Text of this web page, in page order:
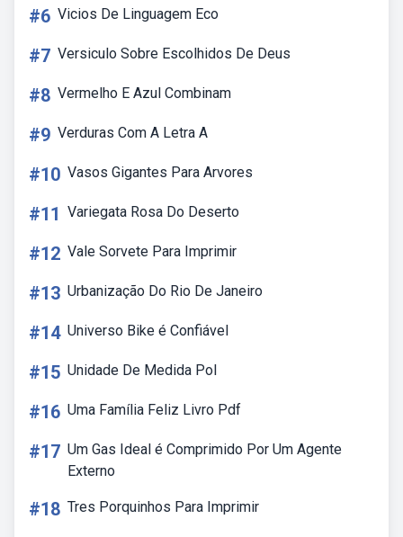
#6 Vicios De Linguagem Eco
#7 Versiculo Sobre Escolhidos De Deus
#8 Vermelho E Azul Combinam
#9 Verduras Com A Letra A
#10 Vasos Gigantes Para Arvores
#11 Variegata Rosa Do Deserto
#12 Vale Sorvete Para Imprimir
#13 Urbanização Do Rio De Janeiro
#14 Universo Bike é Confiável
#15 Unidade De Medida Pol
#16 Uma Família Feliz Livro Pdf
#17 Um Gas Ideal é Comprimido Por Um Agente
Externo
#18 Tres Porquinhos Para Imprimir